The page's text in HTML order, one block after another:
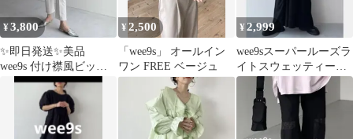
¥3,800
✨即日発送✨美品
wee9s 付け襟風ビッグ
カラーフリルハーフブ
ラウス ネイビー
¥2,500
「wee9s」 オールイン
ワン FREE ベージュ
¥2,999
wee9sスーパールーズラ
イトスウェッティーワ
ンピース ブラック ロン